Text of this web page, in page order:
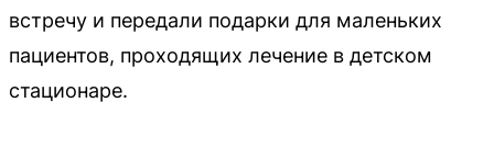
встречу и передали подарки для маленьких
пациентов, проходящих лечение в детском
стационаре.